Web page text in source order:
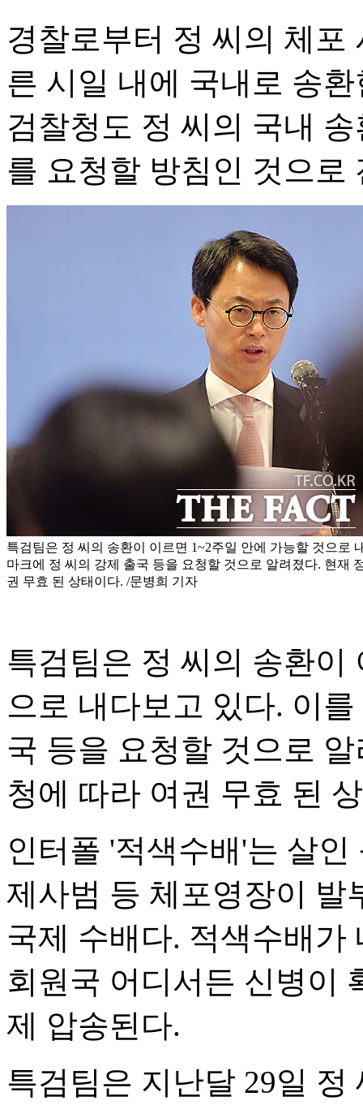
경찰로부터 정 씨의 체포
른 시일 내에 국내로 송
검찰청도 정 씨의 국내
를 요청할 방침인 것으로
특검팀은 정 씨의 송환이 이르면 1~2주일 안에 가능할 것으로
마크에 정 씨의 강제 출국 등을 요청할 것으로 알려졌다. 현재
권 무효 된 상태이다. /문병희 기자
특검팀은 정 씨의 송환이
으로 내다보고 있다. 이
국 등을 요청할 것으로
청에 따라 여권 무효 된
인터폴 '적색수배'는 살
제사범 등 체포영장이 발
국제 수배다. 적색수배가
회원국 어디서든 신병이
제 압송된다.
특검팀은 지난달 29일